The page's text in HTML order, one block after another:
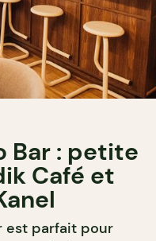
Bar : petite
Café et
est parfait pour